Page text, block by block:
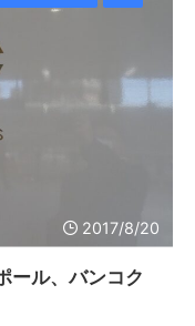
2017/8/20
ール、バンコク